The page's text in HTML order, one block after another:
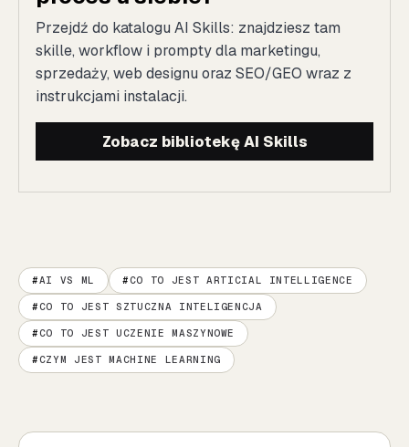
Przejdź do katalogu AI Skills: znajdziesz tam
skille, workflow i prompty dla marketingu,
sprzedaży, web designu oraz SEO/GEO wraz z
instrukcjami instalacji.
Zobacz bibliotekę AI Skills
AI VS ML CO TO JEST ARTICIAL INTELLIGENCE
CO TO JEST SZTUCZNA INTELIGENCJA
CO TO JEST UCZENIE MASZYNOWE
CZYM JEST MACHINE LEARNING